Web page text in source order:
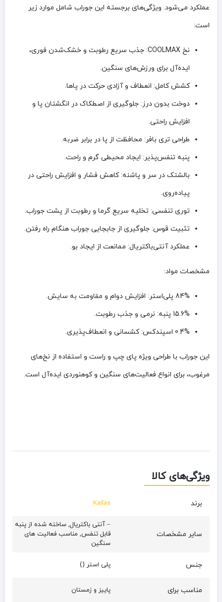
عملکرد می‌شود. ویژگی‌های برجسته این جوراب شامل موارد زیر
است:
نخ COOLMAX
: جذب سریع رطوبت و خشک‌شدن فوری،
ایده‌آل برای ورزش‌های سنگین.
کشش کامل: انعطاف و آزادی حرکت در پاها.
دوخت بدون درز: جلوگیری از اصطکاک در انگشتان پا و
افزایش راحتی.
طراحی تری بافر: محافظت از پا در برابر ضربه.
پنبه تنفس‌پذیر: ایجاد محیطی گرم و راحت.
بالشتک در سر و پاشنه: کاهش فشار و افزایش راحتی در
پیاده‌روی.
توری تنفسی: تخلیه سریع گرما و رطوبت از پشت جوراب.
تثبیت قوس: جلوگیری از جابجایی جوراب هنگام راه رفتن.
عملکرد آنتی‌باکتریال: ممانعت از ایجاد بو.
مشخصات مواد:
84% پلی‌استر
: افزایش دوام و مقاومت به سایش.
15.6% پنبه
: نرمی و جذب رطوبت.
0.4% اسپندکس
: کشسانی و انعطاف‌پذیری.
این جوراب با طراحی ویژه پای چپ و راست و استفاده از نخ‌های
مرغوب، برای انواع فعالیت‌های سنگین و کوهنوردی ایده‌آل است.
ویژگی‌های کالا
برند Kailas
سایر مشخصات
– آنتی باکتریال, ساخته شده از پنبه
قابل تنفس, مناسب فعالیت های
سنگین
جنس پلی استر ()
مناسب برای پاییز و زمستان